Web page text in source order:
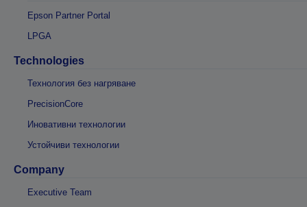
Epson Partner Portal
LPGA
Technologies
Технология без нагряване
PrecisionCore
Иновативни технологии
Устойчиви технологии
Company
Executive Team